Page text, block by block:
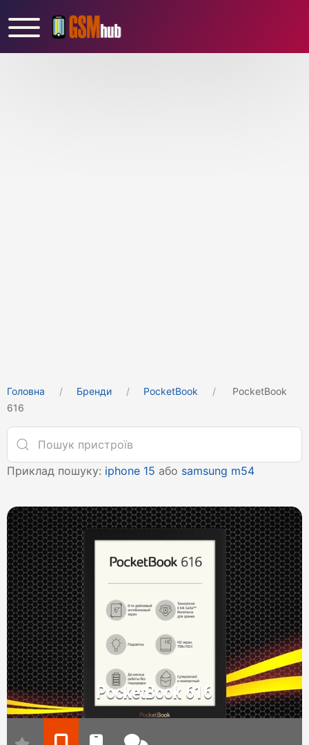
Головна Бренди PocketBook
PocketBook
616
Приклад пошуку: iphone 15 або samsung m54
PocketBook 616